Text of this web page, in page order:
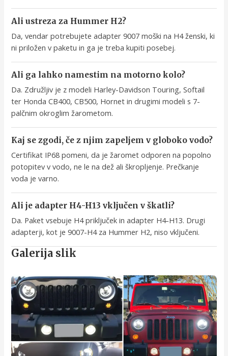
Ali ustreza za Hummer H2?
Da, vendar potrebujete adapter 9007 moški na H4 ženski, ki
ni priložen v paketu in ga je treba kupiti posebej.
Ali ga lahko namestim na motorno kolo?
Da. Združljiv je z modeli Harley-Davidson Touring, Softail
ter Honda CB400, CB500, Hornet in drugimi modeli s 7-
palčnim okroglim žarometom.
Kaj se zgodi, če z njim zapeljem v globoko vodo?
Certifikat IP68 pomeni, da je žaromet odporen na popolno
potopitev v vodo, ne le na dež ali škropljenje. Prečkanje
voda je varno.
Ali je adapter H4-H13 vključen v škatli?
Da. Paket vsebuje H4 priključek in adapter H4-H13. Drugi
adapterji, kot je 9007-H4 za Hummer H2, niso vključeni.
Galerija slik